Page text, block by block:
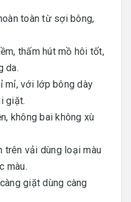
toàn từ sợi bông,
thấm hút mồ hôi tốt,
da.
mỉ, với lớp bông dày
giặt.
không bai không xù
trên vải dùng loại màu
màu.
giặt dùng càng